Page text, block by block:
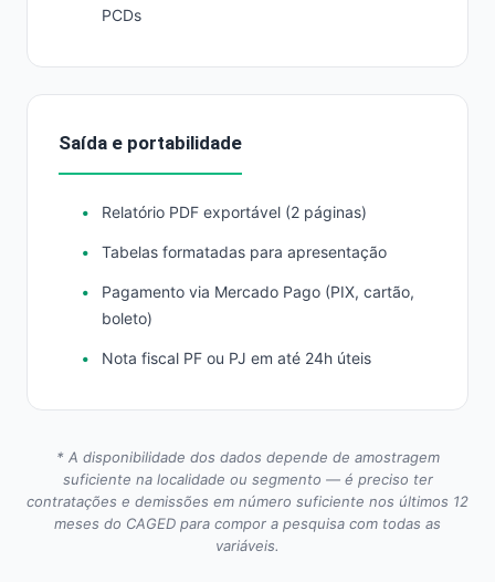
PCDs
Saída e portabilidade
Relatório PDF exportável (2 páginas)
Tabelas formatadas para apresentação
Pagamento via Mercado Pago (PIX, cartão,
boleto)
Nota fiscal PF ou PJ em até 24h úteis
* A disponibilidade dos dados depende de amostragem
suficiente na localidade ou segmento — é preciso ter
contratações e demissões em número suficiente nos últimos 12
meses do CAGED para compor a pesquisa com todas as
variáveis.